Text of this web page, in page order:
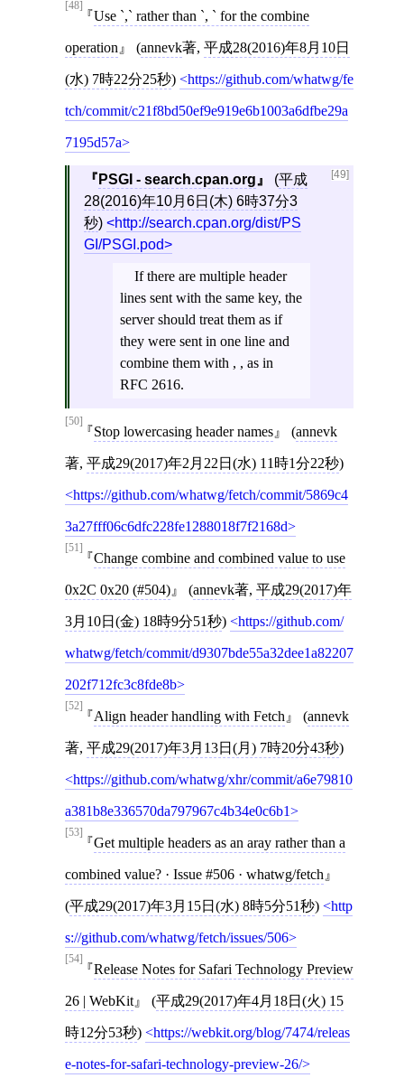
[48]
Use `,` rather than `, ` for the combine
operation (annevk著, 平成28(2016)年8月10日
(水) 7時22分25秒) https://github.com/whatwg/fe
tch/commit/c21f8bd50ef9e919e6b1003a6dfbe29a
7195d57a
[49]
PSGI - search.cpan.org (平成
28(2016)年10月6日(木) 6時37分3
秒)
http://search.cpan.org/dist/PS
GI/PSGI.pod
If there are multiple header
lines sent with the same key, the
server should treat them as if
they were sent in one line and
combine them with , , as in
RFC 2616.
[50]
Stop lowercasing header names (annevk
著, 平成29(2017)年2月22日(水) 11時1分22秒)
https://github.com/whatwg/fetch/commit/5869c4
3a27fff06c6dfc228fe1288018f7f2168d
[51]
Change combine and combined value to use
0x2C 0x20 (#504) (annevk著, 平成29(2017)年
3月10日(金) 18時9分51秒) https://github.com/
whatwg/fetch/commit/d9307bde55a32dee1a82207
202f712fc3c8fde8b
[52]
Align header handling with Fetch (annevk
著, 平成29(2017)年3月13日(月) 7時20分43秒)
https://github.com/whatwg/xhr/commit/a6e79810
a381b8e336570da797967c4b34e0c6b1
[53]
Get multiple headers as an aray rather than a
combined value? · Issue #506 · whatwg/fetch
(平成29(2017)年3月15日(水) 8時5分51秒) http
s://github.com/whatwg/fetch/issues/506
[54]
Release Notes for Safari Technology Preview
26 | WebKit (平成29(2017)年4月18日(火) 15
時12分53秒) https://webkit.org/blog/7474/releas
e-notes-for-safari-technology-preview-26/